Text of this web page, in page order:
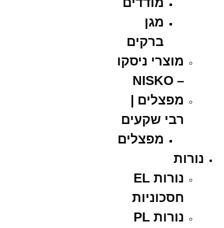
מגן
ברקים
מוצרי ניסקו
– NISKO
מפצלים |
רבי שקעים
מפצלים
נורות
נורות EL
חסכוניות
נורות PL